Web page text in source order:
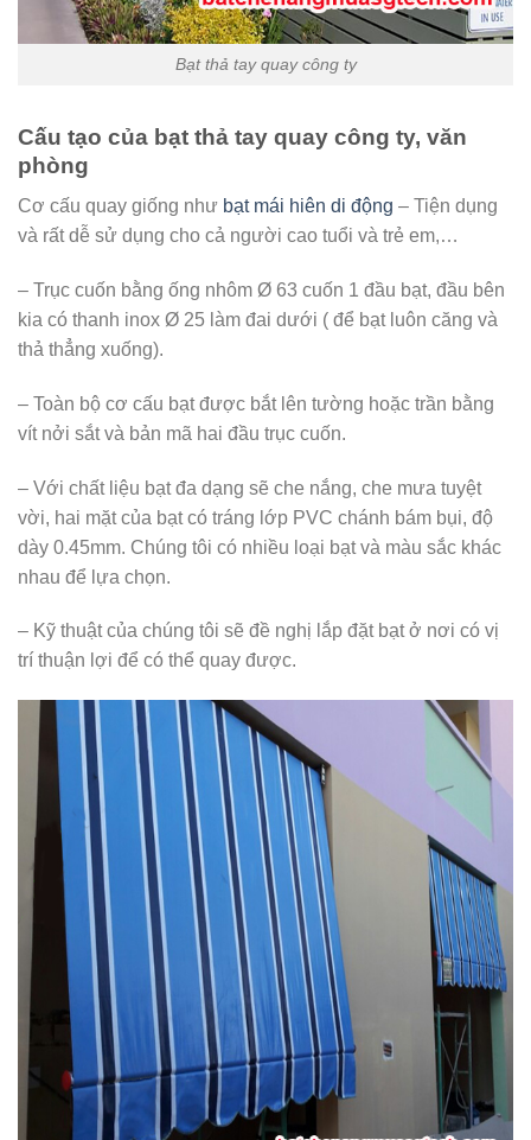
Bạt thả tay quay công ty
Cấu tạo của bạt thả tay quay công ty, văn
phòng
Cơ cấu quay giống như bạt mái hiên di động – Tiện dụng
và rất dễ sử dụng cho cả người cao tuổi và trẻ em,…
– Trục cuốn bằng ống nhôm Ø 63 cuốn 1 đầu bạt, đầu bên
kia có thanh inox Ø 25 làm đai dưới ( để bạt luôn căng và
thả thẳng xuống).
– Toàn bộ cơ cấu bạt được bắt lên tường hoặc trần bằng
vít nởi sắt và bản mã hai đầu trục cuốn.
– Với chất liệu bạt đa dạng sẽ che nắng, che mưa tuyệt
vời, hai mặt của bạt có tráng lớp PVC chánh bám bụi, độ
dày 0.45mm. Chúng tôi có nhiều loại bạt và màu sắc khác
nhau để lựa chọn.
– Kỹ thuật của chúng tôi sẽ đề nghị lắp đặt bạt ở nơi có vị
trí thuận lợi để có thể quay được.